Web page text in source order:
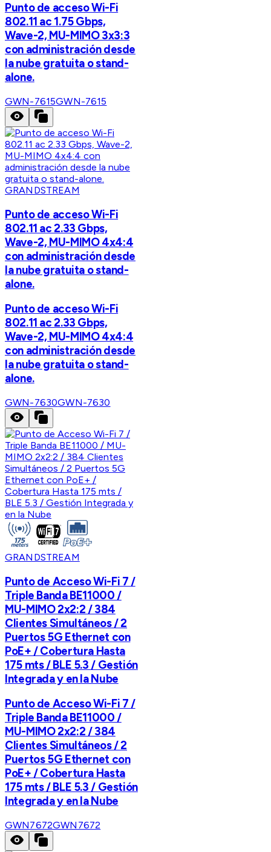
Punto de acceso Wi-Fi
802.11 ac 1.75 Gbps,
Wave-2, MU-MIMO 3x3:3
con administración desde
la nube gratuita o stand-
alone.
GWN-7615GWN-7615
GRANDSTREAM
Punto de acceso Wi-Fi
802.11 ac 2.33 Gbps,
Wave-2, MU-MIMO 4x4:4
con administración desde
la nube gratuita o stand-
alone.
Punto de acceso Wi-Fi
802.11 ac 2.33 Gbps,
Wave-2, MU-MIMO 4x4:4
con administración desde
la nube gratuita o stand-
alone.
GWN-7630GWN-7630
GRANDSTREAM
Punto de Acceso Wi-Fi 7 /
Triple Banda BE11000 /
MU-MIMO 2x2:2 / 384
Clientes Simultáneos / 2
Puertos 5G Ethernet con
PoE+ / Cobertura Hasta
175 mts / BLE 5.3 / Gestión
Integrada y en la Nube
Punto de Acceso Wi-Fi 7 /
Triple Banda BE11000 /
MU-MIMO 2x2:2 / 384
Clientes Simultáneos / 2
Puertos 5G Ethernet con
PoE+ / Cobertura Hasta
175 mts / BLE 5.3 / Gestión
Integrada y en la Nube
GWN7672GWN7672